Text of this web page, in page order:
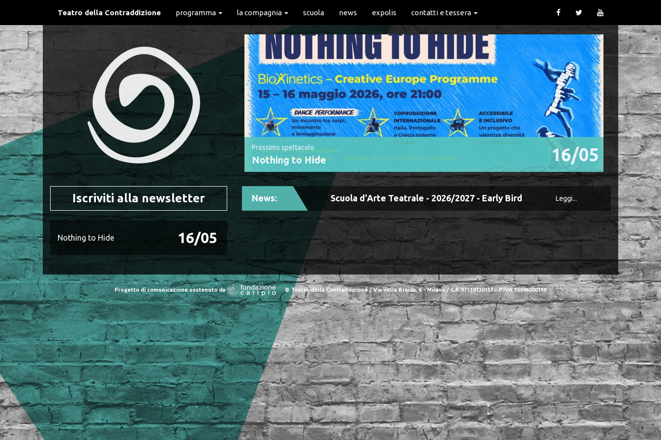
Teatro della Contraddizione programma la compagnia scuola news expolis contatti e tessera
16/05
Prossimo spettacolo
Nothing to Hide
Iscriviti alla newsletter News: Scuola d'Arte Teatrale - 2026/2027 - Early Bird Leggi...
Nothing to Hide 16/05
Progetto di comunicazione sostenuto da © Teatro della Contraddizione / Via della Braida, 6 - Milano / C.F. 97119130157 - P.IVA 10996200159